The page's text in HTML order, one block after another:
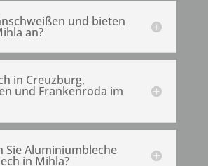
und bieten
an?
in Creuzburg,
und Frankenroda im
Sie Aluminiumbleche
in Mihla?